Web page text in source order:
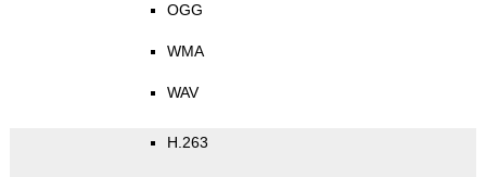
OGG
WMA
WAV
H.263